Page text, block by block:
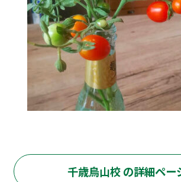
千歳烏山校 の詳細ペー